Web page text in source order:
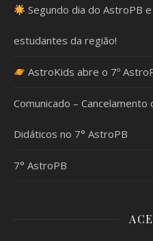
Segundo dia do AstroPB
estudantes da região!
AstroKids abre o 7º
Comunicado –
Didáticos no 7° AstroPB
7° AstroPB